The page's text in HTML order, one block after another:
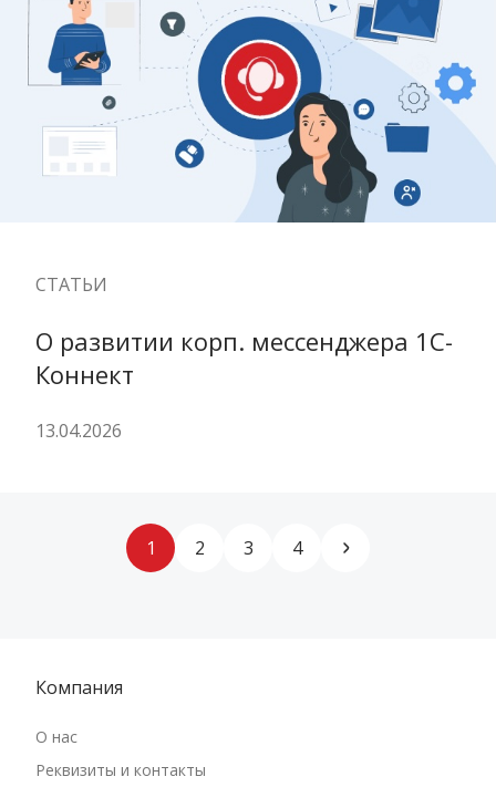
СТАТЬИ
О развитии корп. мессенджера 1С-
Коннект
13.04.2026
1 2 3 4
Компания
О нас
Реквизиты и контакты